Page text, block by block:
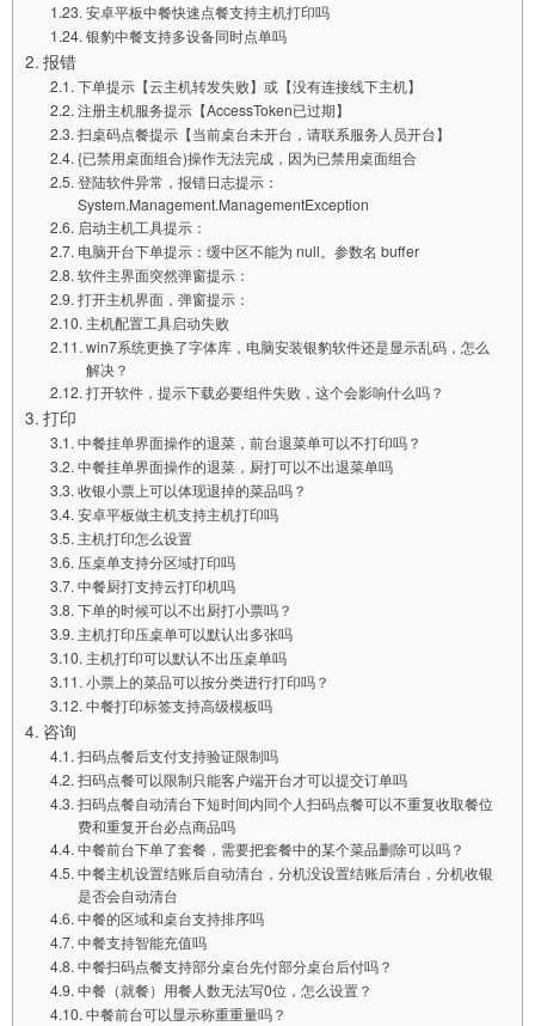
安卓平板中餐快速点餐支持主机打印吗
银豹中餐支持多设备同时点单吗
报错
下单提示【云主机转发失败】或【没有连接线下主机】
注册主机服务提示【AccessToken已过期】
扫桌码点餐提示【当前桌台未开台，请联系服务人员开台】
{已禁用桌面组合)操作无法完成，因为已禁用桌面组合
登陆软件异常，报错日志提示：
System.Management.ManagementException
启动主机工具提示：
电脑开台下单提示：缓中区不能为 null。参数名 buffer
软件主界面突然弹窗提示：
打开主机界面，弹窗提示：
主机配置工具启动失败
win7系统更换了字体库，电脑安装银豹软件还是显示乱码，怎么
解决？
打开软件，提示下载必要组件失败，这个会影响什么吗？
打印
中餐挂单界面操作的退菜，前台退菜单可以不打印吗？
中餐挂单界面操作的退菜，厨打可以不出退菜单吗
收银小票上可以体现退掉的菜品吗？
安卓平板做主机支持主机打印吗
主机打印怎么设置
压桌单支持分区域打印吗
中餐厨打支持云打印机吗
下单的时候可以不出厨打小票吗？
主机打印压桌单可以默认出多张吗
主机打印可以默认不出压桌单吗
小票上的菜品可以按分类进行打印吗？
中餐打印标签支持高级模板吗
咨询
扫码点餐后支付支持验证限制吗
扫码点餐可以限制只能客户端开台才可以提交订单吗
扫码点餐自动清台下短时间内同个人扫码点餐可以不重复收取餐位
费和重复开台必点商品吗
中餐前台下单了套餐，需要把套餐中的某个菜品删除可以吗？
中餐主机设置结账后自动清台，分机没设置结账后清台，分机收银
是否会自动清台
中餐的区域和桌台支持排序吗
中餐支持智能充值吗
中餐扫码点餐支持部分桌台先付部分桌台后付吗？
中餐（就餐）用餐人数无法写0位，怎么设置？
中餐前台可以显示称重重量吗？